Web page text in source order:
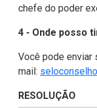
chefe do poder
4 - Onde posso
Você pode enviar
mail:
RESOLUÇÃO